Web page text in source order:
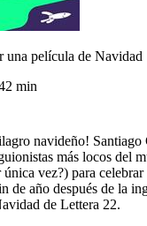
una película de Navidad
min
navideño! Santiago
más locos del
única vez?) para
de año después de la
de Lettera 22.